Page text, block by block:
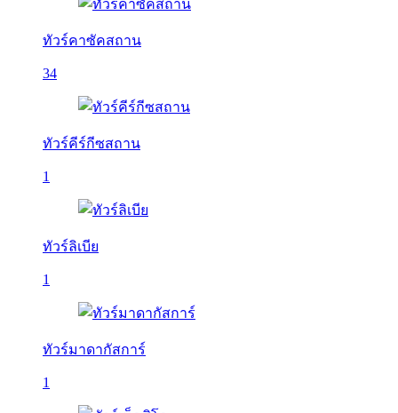
ทัวร์คาซัคสถาน
34
ทัวร์คีร์กีซสถาน
1
ทัวร์ลิเบีย
1
ทัวร์มาดากัสการ์
1